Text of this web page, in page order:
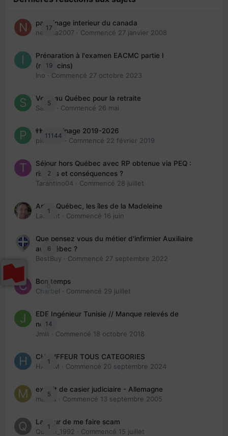
17
parrainage interieur du canada
nedjma2007 · Commencé 27 janvier 2008
19
Préparation à l'examen EACMC partie I
(médecins)
Ino · Commencé 27 octobre 2023
5
Venir au Québec pour la retraite
Sab74
· Commencé 26 mai
11144
👬 Parrainage 2019-2026
piinoush · Commencé 22 février 2019
2
Séjour hors Québec avec RP obtenue via PEQ :
risques et conséquences ?
Tarantino04 · Commencé 28 juillet
1
Arte : Québec, les îles de la Madeleine
Laurent · Commencé 16 juin
6
Que pensez vous du métier d'infirmier Auxiliaire
au Québec ?
BestBuy · Commencé 27 septembre 2022
0
Bon temps
Charbel · Commencé 29 juillet
14
EDE Ingénieur Tunisie // Manque relevés de
note
Jmili · Commencé 18 octobre 2018
1
CHAUFFEUR TOUS CATEGORIES
HAZEM · Commencé 20 septembre 2024
5
extrait de casier judiciaire - Allemagne
maries · Commencé 13 septembre 2005
1
La peur de me faire scam
Queen_1992 · Commencé 15 juillet